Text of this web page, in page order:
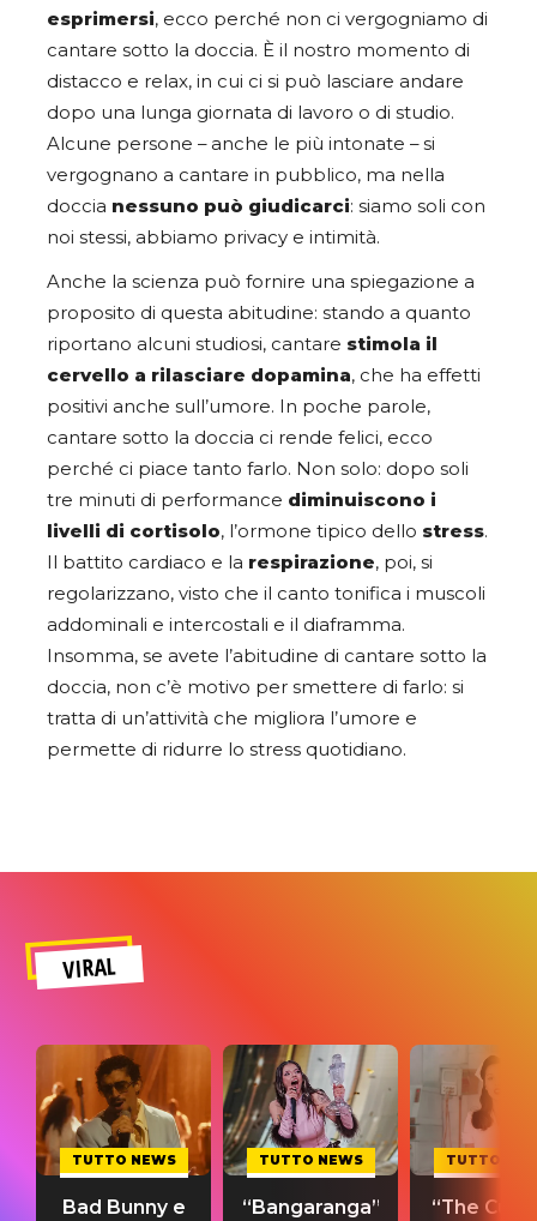
esprimersi, ecco perché non ci vergogniamo di
cantare sotto la doccia. È il nostro momento di
distacco e relax, in cui ci si può lasciare andare
dopo una lunga giornata di lavoro o di studio.
Alcune persone – anche le più intonate – si
vergognano a cantare in pubblico, ma nella
doccia nessuno può giudicarci: siamo soli con
noi stessi, abbiamo privacy e intimità.
Anche la scienza può fornire una spiegazione a
proposito di questa abitudine: stando a quanto
riportano alcuni studiosi, cantare stimola il
cervello a rilasciare dopamina, che ha effetti
positivi anche sull’umore. In poche parole,
cantare sotto la doccia ci rende felici, ecco
perché ci piace tanto farlo. Non solo: dopo soli
tre minuti di performance diminuiscono i
livelli di cortisolo, l’ormone tipico dello stress.
Il battito cardiaco e la respirazione, poi, si
regolarizzano, visto che il canto tonifica i muscoli
addominali e intercostali e il diaframma.
Insomma, se avete l’abitudine di cantare sotto la
doccia, non c’è motivo per smettere di farlo: si
tratta di un’attività che migliora l’umore e
permette di ridurre lo stress quotidiano.
VIRAL
TUTTO NEWS
Bad Bunny e
TUTTO NEWS
“Bangaranga”
TUTTO
“The